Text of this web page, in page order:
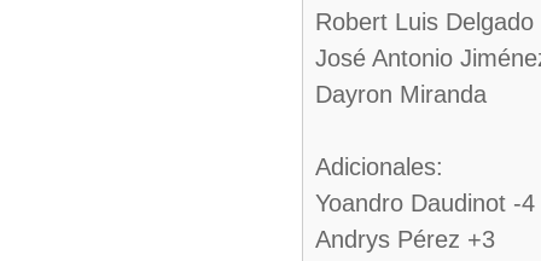
Robert Luis Delgado
José Antonio
Dayron Miranda
Adicionales:
Yoandro Daudinot -4
Andrys Pérez +3